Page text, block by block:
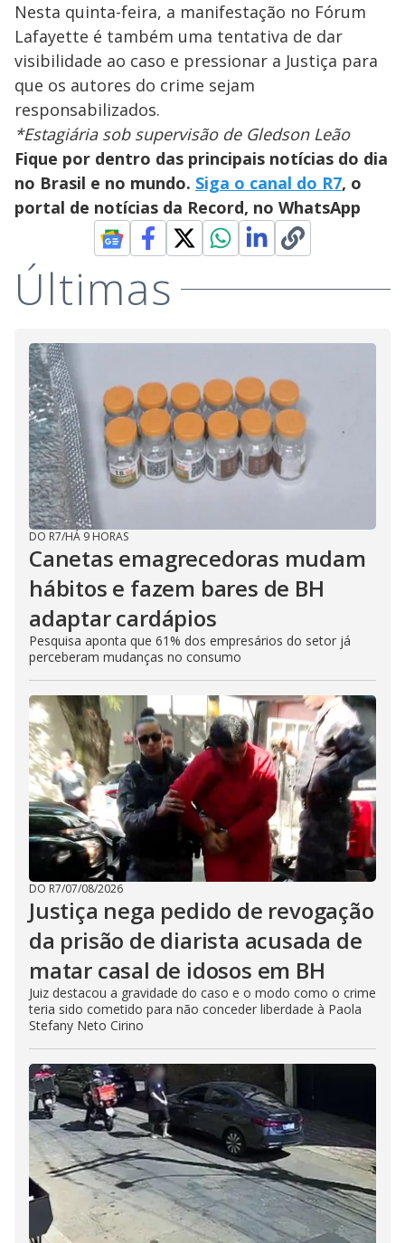
Nesta quinta-feira, a manifestação no Fórum
Lafayette é também uma tentativa de dar
visibilidade ao caso e pressionar a Justiça para
que os autores do crime sejam
responsabilizados.
*Estagiária sob supervisão de Gledson Leão
Fique por dentro das principais notícias do dia
no Brasil e no mundo. Siga o canal do R7, o
portal de notícias da Record, no WhatsApp
Últimas
DO R7/HÁ 9 HORAS
Canetas emagrecedoras mudam
hábitos e fazem bares de BH
adaptar cardápios
Pesquisa aponta que 61% dos empresários do setor já
perceberam mudanças no consumo
DO R7/07/08/2026
Justiça nega pedido de revogação
da prisão de diarista acusada de
matar casal de idosos em BH
Juiz destacou a gravidade do caso e o modo como o crime
teria sido cometido para não conceder liberdade à Paola
Stefany Neto Cirino